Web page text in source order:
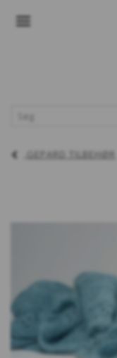
GEPARD TILBEHØR